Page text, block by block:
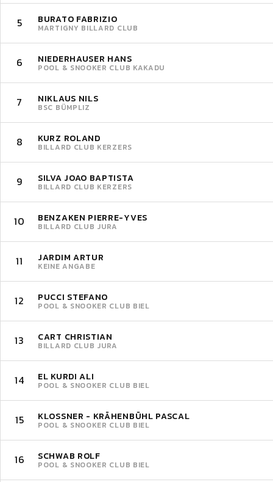
5 BURATO FABRIZIO
MARTIGNY BILLARD CLUB
6 NIEDERHAUSER HANS
POOL & SNOOKER CLUB KAKADU
7 NIKLAUS NILS
BSC BÜMPLIZ
8 KURZ ROLAND
BILLARD CLUB KERZERS
9 SILVA JOAO BAPTISTA
BILLARD CLUB KERZERS
10 BENZAKEN PIERRE-YVES
BILLARD CLUB JURA
11 JARDIM ARTUR
KEINE ANGABE
12 PUCCI STEFANO
POOL & SNOOKER CLUB BIEL
13 CART CHRISTIAN
BILLARD CLUB JURA
14 EL KURDI ALI
POOL & SNOOKER CLUB BIEL
15 KLOSSNER - KRÄHENBÜHL PASCAL
POOL & SNOOKER CLUB BIEL
16 SCHWAB ROLF
POOL & SNOOKER CLUB BIEL